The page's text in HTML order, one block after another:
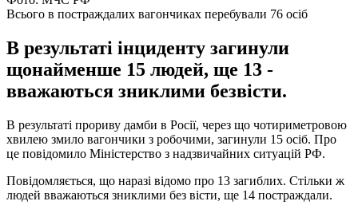
Всього в постраждалих вагончиках перебували 76 осіб
В результаті інциденту загинули
щонайменше 15 людей, ще 13 -
вважаються зниклими безвісти.
В результаті прориву дамби в Росії, через що чотириметровою
хвилею змило вагончики з робочими, загинули 15 осіб. Про
це повідомило Міністерство з надзвичайних ситуацій РФ.
Повідомляється, що наразі відомо про 13 загиблих. Стільки ж
людей вважаються зниклими без вісти, ще 14 постраждали.